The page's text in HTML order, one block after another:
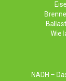
Wie
NADH –